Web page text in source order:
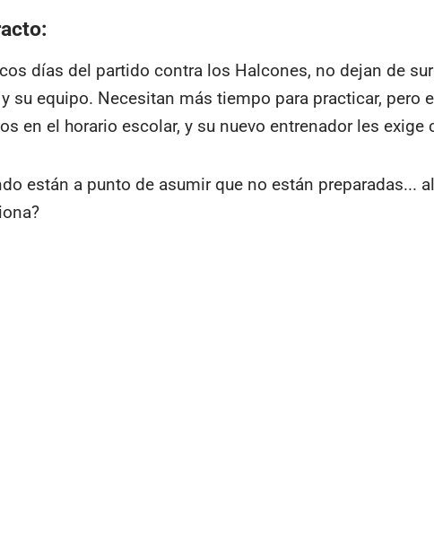
días del partido contra los Halcones, no dejan de
y su equipo. Necesitan más tiempo para practicar, pero
en el horario escolar, y su nuevo entrenador les exige
están a punto de asumir que no están preparadas...